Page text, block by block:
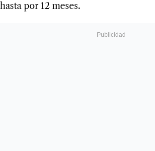
hasta por 12 meses.